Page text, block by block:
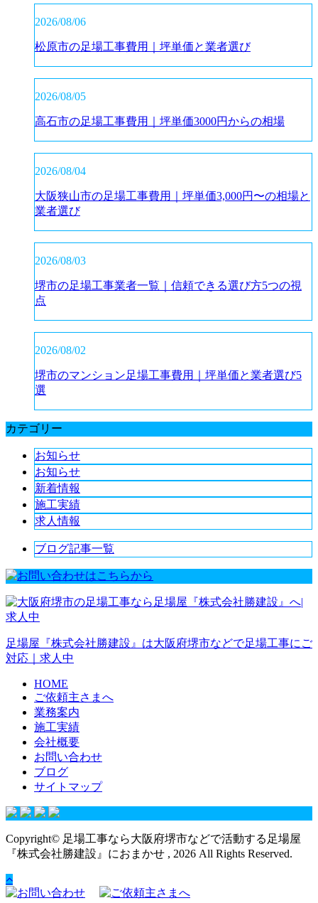
2026/08/06
松原市の足場工事費用｜坪単価と業者選び
2026/08/05
高石市の足場工事費用｜坪単価3000円からの相場
2026/08/04
大阪狭山市の足場工事費用｜坪単価3,000円〜の相場と
業者選び
2026/08/03
堺市の足場工事業者一覧｜信頼できる選び方5つの視
点
2026/08/02
堺市のマンション足場工事費用｜坪単価と業者選び5
選
カテゴリー
お知らせ
お知らせ
新着情報
施工実績
求人情報
ブログ記事一覧
足場屋『株式会社勝建設』は大阪府堺市などで足場工事にご
対応｜求人中
HOME
ご依頼主さまへ
業務案内
施工実績
会社概要
お問い合わせ
ブログ
サイトマップ
Copyright© 足場工事なら大阪府堺市などで活動する足場屋
『株式会社勝建設』におまかせ , 2026 All Rights Reserved.